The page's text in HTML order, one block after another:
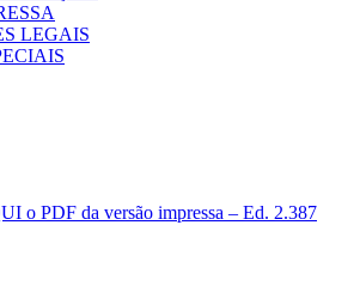
LEGAIS
o PDF da versão impressa – Ed. 2.387